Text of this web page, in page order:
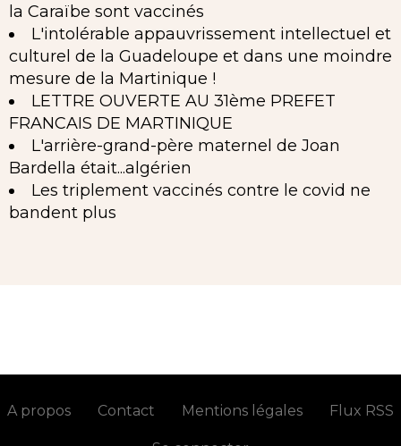
la Caraïbe sont vaccinés
L'intolérable appauvrissement intellectuel et
culturel de la Guadeloupe et dans une moindre
mesure de la Martinique !
LETTRE OUVERTE AU 31ème PREFET
FRANCAIS DE MARTINIQUE
L'arrière-grand-père maternel de Joan
Bardella était...algérien
Les triplement vaccinés contre le covid ne
bandent plus
A propos Contact Mentions légales Flux RSS